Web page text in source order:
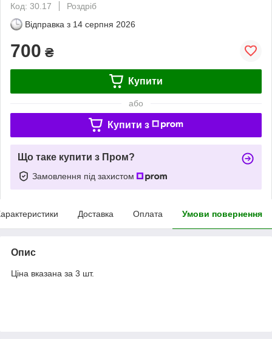
Код: 30.17
Роздріб
Відправка з 14 серпня 2026
700 ₴
Купити
або
Купити з
Що таке купити з Пром?
Замовлення під захистом
Доставка Оплата Умови повернення
Опис
Ціна вказана за 3 шт.